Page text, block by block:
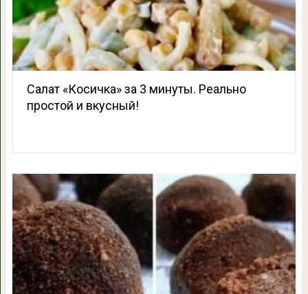
Салат «Косичка» за 3 минуты. Реально
простой и вкусный!